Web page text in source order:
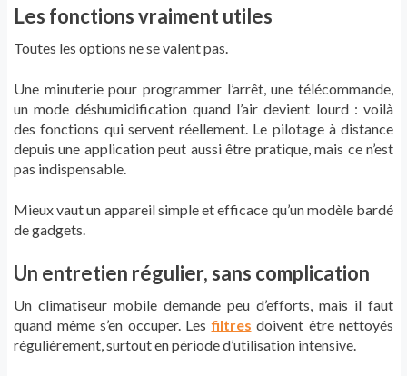
Les fonctions vraiment utiles
Toutes les options ne se valent pas.
Une minuterie pour programmer l’arrêt, une télécommande,
un mode déshumidification quand l’air devient lourd : voilà
des fonctions qui servent réellement. Le pilotage à distance
depuis une application peut aussi être pratique, mais ce n’est
pas indispensable.
Mieux vaut un appareil simple et efficace qu’un modèle bardé
de gadgets.
Un entretien régulier, sans complication
Un climatiseur mobile demande peu d’efforts, mais il faut
quand même s’en occuper. Lesfiltres doivent être nettoyés
régulièrement, surtout en période d’utilisation intensive.